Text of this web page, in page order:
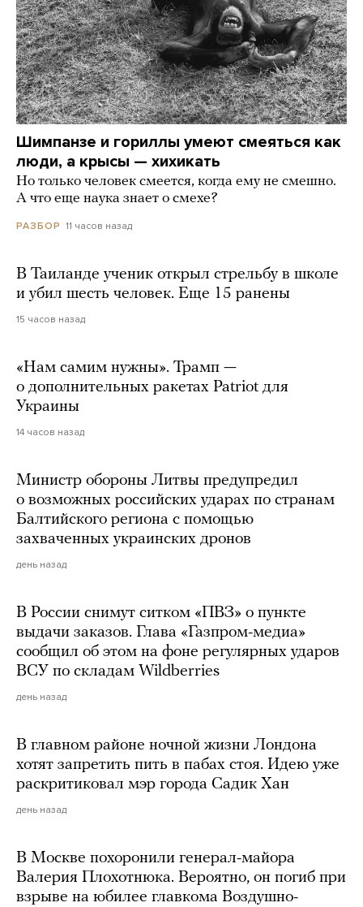
Шимпанзе и гориллы умеют смеяться как
люди, а крысы — хихикать
Но только человек смеется, когда ему не смешно.
А что еще наука знает о смехе?
РАЗБОР 11 часов назад
В Таиланде ученик открыл стрельбу в школе
и убил шесть человек. Еще 15 ранены
15 часов назад
«Нам самим нужны». Трамп —
о дополнительных ракетах Patriot для
Украины
14 часов назад
Министр обороны Литвы предупредил
о возможных российских ударах по странам
Балтийского региона с помощью
захваченных украинских дронов
день назад
В России снимут ситком «ПВЗ» о пункте
выдачи заказов. Глава «Газпром-медиа»
сообщил об этом на фоне регулярных ударов
ВСУ по складам Wildberries
день назад
В главном районе ночной жизни Лондона
хотят запретить пить в пабах стоя. Идею уже
раскритиковал мэр города Садик Хан
день назад
В Москве похоронили генерал-майора
Валерия Плохотнюка. Вероятно, он погиб при
взрыве на юбилее главкома Воздушно-